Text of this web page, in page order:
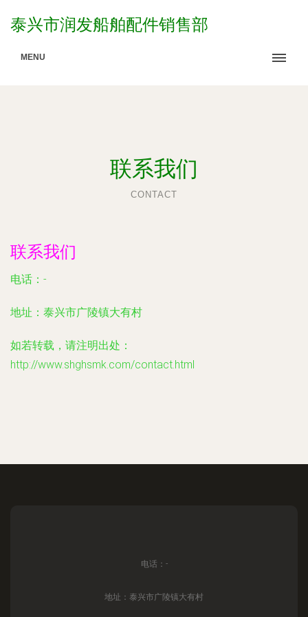
泰兴市润发船舶配件销售部
MENU
联系我们
CONTACT
联系我们
电话：-
地址：泰兴市广陵镇大有村
如若转载，请注明出处：
http://www.shghsmk.com/contact.html
电话：-
地址：泰兴市广陵镇大有村